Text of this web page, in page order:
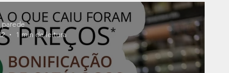
parede
1 min de leitura